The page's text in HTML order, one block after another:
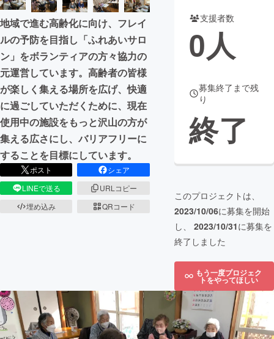
まちづくり・地域活性化
CAMPFIRE for Social Good
CAMPFIRE Creation
CAMPFIREふるさと納税machi-ya
地域で進む高齢化に向け、フレイ
ルの予防を目指し「ふれあいサロ
ン」をボランティアの方々協力の
元運営しています。高齢者の皆様
が楽しく集える場所を広げ、快適
に過ごしていただくために、現在
使用中の施設をもっと沢山の方が
集える広さにし、バリアフリーに
することを目標にしています。
ポスト
シェア
LINEで送る
URLコピー
埋め込み
QRコード
支援者数
0人
募集終了まで残
り
終了
このプロジェクトは、
2023/10/06に募集を開始
し、 2023/10/31に募集を
終了しました
もう一度プロジェク
トをやってほしい